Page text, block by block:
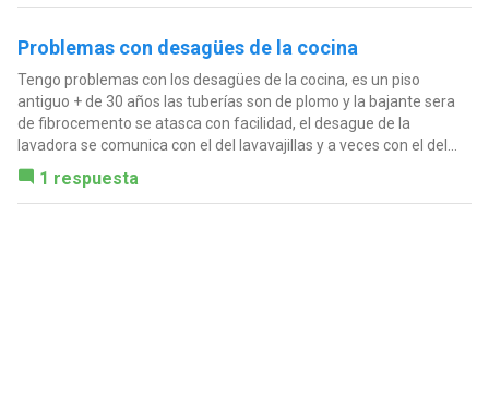
Problemas con desagües de la cocina
Tengo problemas con los desagües de la cocina, es un piso
antiguo + de 30 años las tuberías son de plomo y la bajante sera
de fibrocemento se atasca con facilidad, el desague de la
lavadora se comunica con el del lavavajillas y a veces con el del...
1 respuesta